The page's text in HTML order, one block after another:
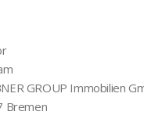
GROUP Immobilien
Bremen